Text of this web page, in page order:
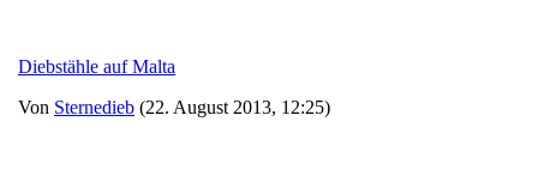
Diebstähle auf Malta
Von Sternedieb (22. August 2013, 12:25)